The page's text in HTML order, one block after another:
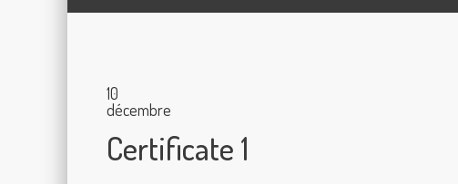
10
décembre
Certificate 1